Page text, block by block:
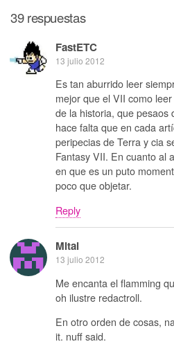
39 respuestas
FastETC
13 julio 2012
Es tan aburrido leer
mejor que el VII como
de la historia, que pesaos
hace falta que en cada
peripecias de Terra y cia
Fantasy VII. En cuanto al
en que es un puto
poco que objetar.
Reply
Mital
13 julio 2012
Me encanta el flamming
oh ilustre redactroll.
En otro orden de cosas,
it. nuff said.